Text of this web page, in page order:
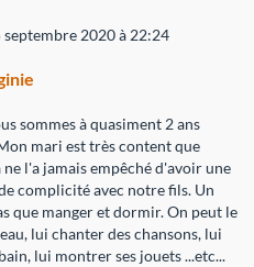
2020 à 22:24
sommes à quasiment 2 ans
mari est très content que
l'a jamais empêché d'avoir une
complicité avec notre fils. Un
que manger et dormir. On peut le
lui chanter des chansons, lui
lui montrer ses jouets ...etc...